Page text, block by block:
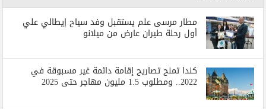
مطار مرسى علم يستقبل وفد سياح إيطالي علي
أول رحلة طيران عارض من ميلانو
كندا تمنح تصاريح إقامة دائمة غير مسبوقة في
2022.. ومطلوب 1.5 مليون مهاجر حتى 2025